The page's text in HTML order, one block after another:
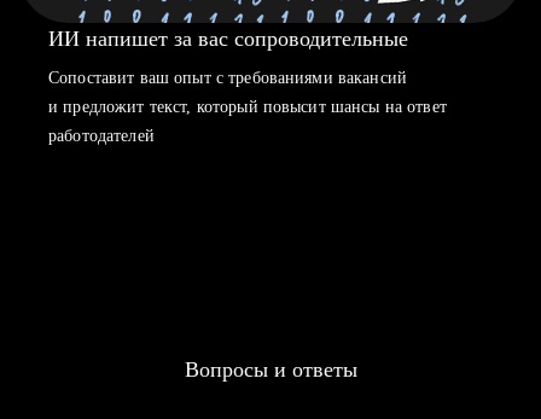
ИИ напишет за вас сопроводительные
Сопоставит ваш опыт с требованиями вакансий
и предложит текст, который повысит шансы на ответ
работодателей
Вопросы и ответы